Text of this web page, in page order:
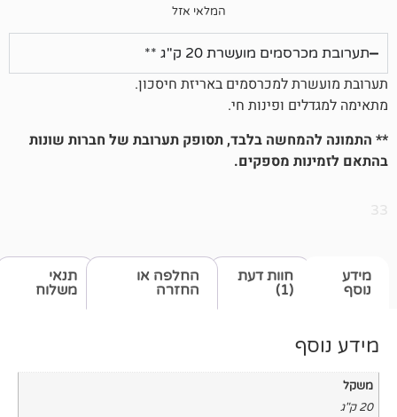
מועשרת 20 ק"ג **
למכרסמים באריזת חיסכון.
ופינות חי.
בלבד, תסופק תערובת של חברות שונות
מספקים.
תנאי
משלוח
חוות דעת
החלפה או
החזרה